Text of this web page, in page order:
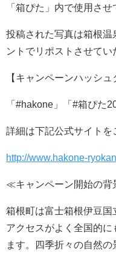
「箱ぴた」内で使用さ
投稿された写真は箱根温
ントでリポストさせてい
【キャンペーンハッシュ
「#hakone」「#箱ぴた
詳細は下記公式サイトを
http://www.hakone-
≪キャンペーン開始の
箱根町は富士箱根伊豆
アクセスがよく全国的
ます。四季折々の自然